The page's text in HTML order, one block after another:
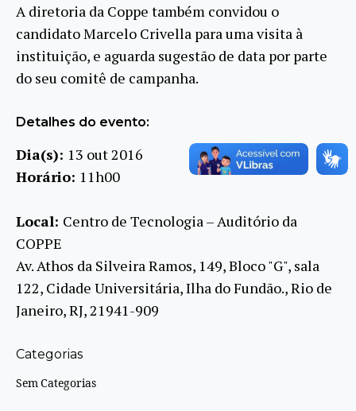
A diretoria da Coppe também convidou o
candidato Marcelo Crivella para uma visita à
instituição, e aguarda sugestão de data por parte
do seu comitê de campanha.
Detalhes do evento:
Dia(s): 13 out 2016
Horário: 11h00
Local: Centro de Tecnologia – Auditório da
COPPE
Av. Athos da Silveira Ramos, 149, Bloco "G", sala
122, Cidade Universitária, Ilha do Fundão., Rio de
Janeiro, RJ, 21941-909
Categorias
Sem Categorias